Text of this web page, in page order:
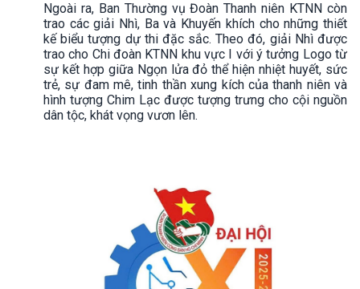
Ngoài ra, Ban Thường vụ Đoàn Thanh niên KTNN còn
trao các giải Nhì, Ba và Khuyến khích cho những thiết
kế biểu tượng dự thi đặc sắc. Theo đó, giải Nhì được
trao cho Chi đoàn KTNN khu vực I với ý tưởng Logo từ
sự kết hợp giữa Ngọn lửa đỏ thể hiện nhiệt huyết, sức
trẻ, sự đam mê, tinh thần xung kích của thanh niên và
hình tượng Chim Lạc được tượng trưng cho cội nguồn
dân tộc, khát vọng vươn lên.